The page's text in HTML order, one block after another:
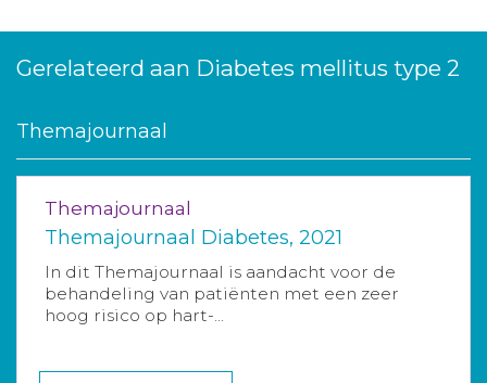
Gerelateerd aan Diabetes mellitus type 2
Themajournaal
Themajournaal
Themajournaal Diabetes, 2021
In dit Themajournaal is aandacht voor de
behandeling van patiënten met een zeer
hoog risico op hart-...